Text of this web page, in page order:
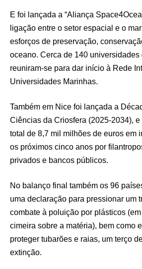
E foi lançada a “Aliança
ligação entre o setor espacial e o
esforços de preservação,
oceano. Cerca de 140 universidades
reuniram-se para dar início à Rede
Universidades Marinhas.
Também em Nice foi lançada a
Ciências da Criosfera (2025-2034),
total de 8,7 mil milhões de euros em
os próximos cinco anos por
privados e bancos públicos.
No balanço final também os 96
uma declaração para pressionar um
combate à poluição por plásticos
cimeira sobre a matéria), bem como
proteger tubarões e raias, um terço
extinção.